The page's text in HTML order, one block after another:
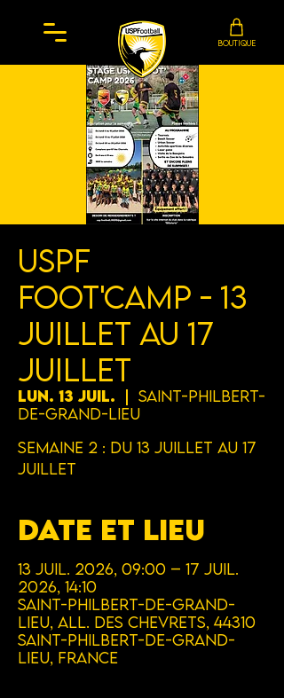
BOUTIQUE
USPF
Foot'Camp - 13
Juillet au 17
Juillet
lun. 13 juil.
Saint-Philbert-
de-Grand-Lieu
Semaine 2 : Du 13 Juillet au 17
Juillet
Date et lieu
13 juil. 2026, 09:00 – 17 juil.
2026, 14:10
Saint-Philbert-de-Grand-
Lieu, All. des Chevrets, 44310
Saint-Philbert-de-Grand-
Lieu, France